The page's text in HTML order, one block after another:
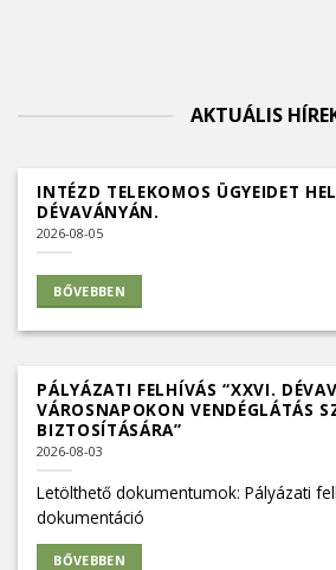
AKTUÁLIS
INTÉZD TELEKOMOS ÜGYEIDET
DÉVAVÁNYÁN.
2026-08-05
BŐVEBBEN
PÁLYÁZATI FELHÍVÁS “XXVI.
VÁROSNAPOKON VENDÉGLÁTÁS
BIZTOSÍTÁSÁRA”
2026-08-03
Letölthető dokumentumok: Pályázati
dokumentáció
BŐVEBBEN